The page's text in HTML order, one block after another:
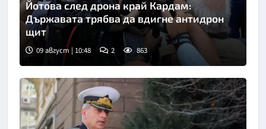
Снимка: БТА
Йотова след дрона край Кардам:
Държавата трябва да вдигне антидрон
щит
09 август | 10:48 2 863